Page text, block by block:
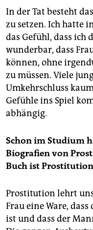
In der Tat besteht
zu setzen. Ich hatte
das Gefühl, dass ich
wunderbar, dass
können, ohne
zu müssen. Viele
Umkehrschluss
Gefühle ins Spiel
abhängig.
Schon im Studium
Biografien von
Buch ist
Prostitution lehrt
Frau eine Ware,
ist und dass der